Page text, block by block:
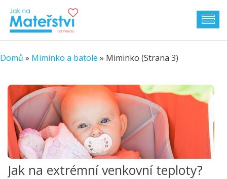
Domů » Miminko a batole » Miminko (Strana 3)
Jak na extrémní venkovní teploty?